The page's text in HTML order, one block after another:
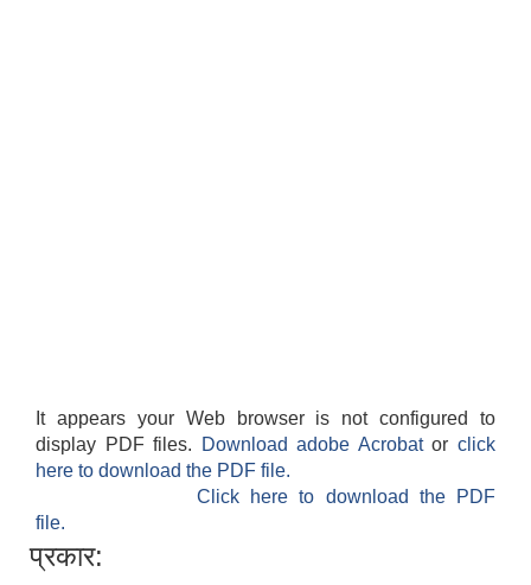
It appears your Web browser is not configured to
display PDF files.
Download adobe Acrobatorclick
here to download the PDF file.
Click here to download the PDF
file.
प्रकार: